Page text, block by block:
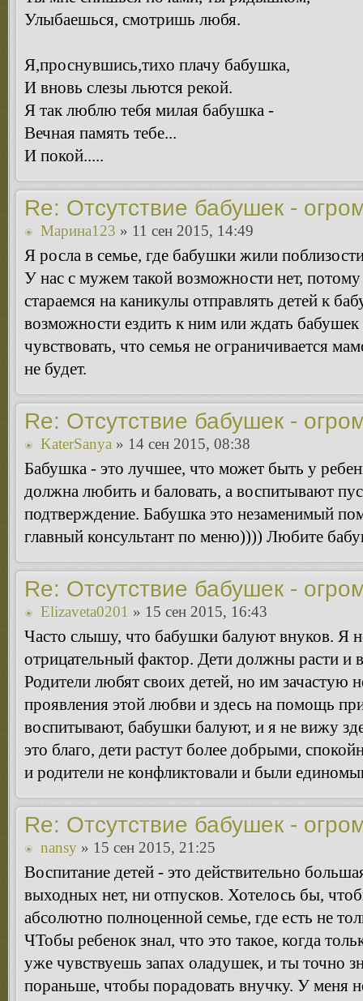
Улыбаешься, смотришь любя.
Я,проснувшись,тихо плачу бабушка,
И вновь слезы льются рекой.
Я так люблю тебя милая бабушка -
Вечная память тебе...
И покой.....
Re: Отсутствие бабушек -
Марина123 » 11 сен 2015, 14:49
Я росла в семье, где бабушки жили
У нас с мужем такой возможности нет,
стараемся на каникулы отправлять детей к
возможности ездить к ним или ждать
чувствовать, что семья не ограничивается
не будет.
Re: Отсутствие бабушек -
KaterSanya » 14 сен 2015, 08:38
Бабушка - это лучшее, что может быть у
должна любить и баловать, а воспитывают
подтверждение. Бабушка это незаменимый
главный консультант по меню)))) Любите
Re: Отсутствие бабушек -
Elizaveta0201 » 15 сен 2015, 16:43
Часто слышу, что бабушки балуют внуков. Я
отрицательный фактор. Дети должны расти и
Родители любят своих детей, но им зачастую
проявления этой любви и здесь на помощь
воспитывают, бабушки балуют, и я не вижу
это благо, дети растут более добрыми,
и родители не конфликтовали и были
Re: Отсутствие бабушек -
nansy » 15 сен 2015, 21:25
Воспитание детей - это действительно
выходных нет, ни отпусков. Хотелось бы,
абсолютно полноценной семье, где есть не
ЧТобы ребенок знал, что это такое, когда
уже чувствуешь запах оладушек, и ты точно
пораньше, чтобы порадовать внучку. У меня